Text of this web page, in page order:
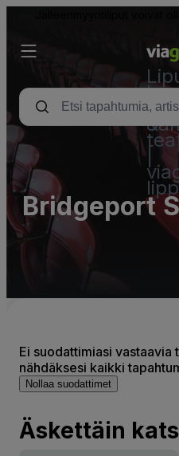
Bridgeport
Parking
Ei suodattimiasi vastaavia
nähdäksesi kaikki
Nollaa suodattimet
Äskettäin